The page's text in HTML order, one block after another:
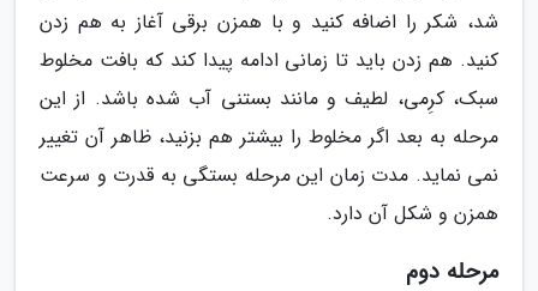
شد، شکر را اضافه کنید و با همزن برقی آغاز به هم زدن
کنید. هم زدن باید تا زمانی ادامه پیدا کند که بافت مخلوط
سبک، کرِمی، لطیف و مانند بستنی آب شده باشد. از این
مرحله به بعد اگر مخلوط را بیشتر هم بزنید، ظاهر آن تغییر
نمی نماید. مدت زمان این مرحله بستگی به قدرت و سرعت
همزن و شکل آن دارد.
مرحله دوم